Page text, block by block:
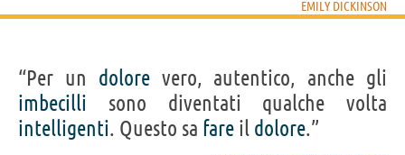
EMILY DICKINSON
“Per un dolorevero, autentico, anche gli
imbecilli sono diventati qualche volta
intelligenti. Questo sa fare il dolore.”